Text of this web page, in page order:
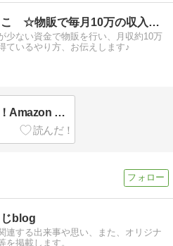
おうちのままこ ☆物販で毎月10万の収入ゲット☆
少ない資金で物販を行い、月収約10万
ているやり方、お伝えします♪
子供とのおうち時間に最強！Amazon Fire TV Stick
blog
連する出来事や思い、また、オリジナ
を掲載します。